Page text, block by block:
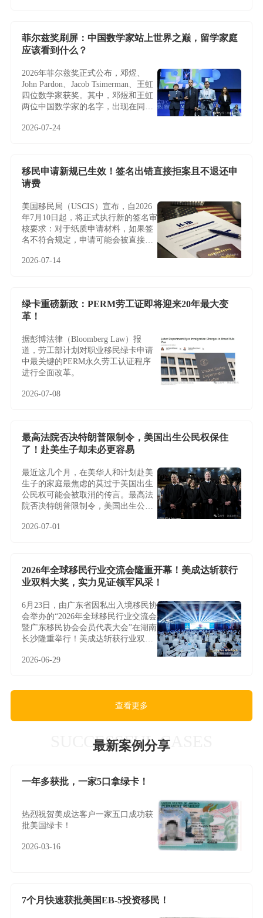
菲尔兹奖刷屏：中国数学家站上世界之巅，留学家庭
应该看到什么？
2026年菲尔兹奖正式公布，邓煜、
John Pardon、Jacob Tsimerman、王虹
四位数学家获奖。其中，邓煜和王虹
两位中国数学家的名字，出现在同一
了一层特别的意义。
2026-07-24
移民申请新规已生效！签名出错直接拒案且不退还申
请费
美国移民局（USCIS）宣布，自2026
年7月10日起，将正式执行新的签名审
核要求：对于纸质申请材料，如果签
名不符合规定，申请可能会被直接拒
改机会。
2026-07-14
绿卡重磅新政：PERM劳工证即将迎来20年最大变
革！
据彭博法律（Bloomberg Law）报
道，劳工部计划对职业移民绿卡申请
中最关键的PERM永久劳工认证程序
进行全面改革。
2026-07-08
最高法院否决特朗普限制令，美国出生公民权保住
了！赴美生子却未必更容易
最近这几个月，在美华人和计划赴美
生子的家庭最焦虑的莫过于美国出生
公民权可能会被取消的传言。最高法
院否决特朗普限制令，美国出生公民
2026-07-01
2026年全球移民行业交流会隆重开幕！美成达斩获行
业双料大奖，实力见证领军风采！
6月23日，由广东省因私出入境移民协
会举办的“2026年全球移民行业交流会
暨广东移民协会会员代表大会”在湖南
长沙隆重举行！美成达斩获行业双料
2026-06-29
查看更多
SUCCESSFUL CASES
最新案例分享
一年多获批，一家5口拿绿卡！
热烈祝贺美成达客户一家五口成功获
批美国绿卡！
2026-03-16
7个月快速获批美国EB-5投资移民！